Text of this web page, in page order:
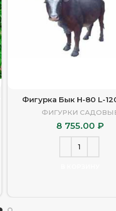
Фигурка Бык H-80 L-
ФИГУРКИ
8 755.00 ₽